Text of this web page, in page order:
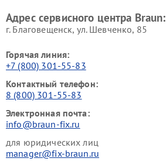
Адрес сервисного центра Braun:
г. Благовещенск, ул. Шевченко, 85
Горячая линия:
+7 (800) 301-55-83
Контактный телефон:
8 (800) 301-55-83
Электронная почта:
info@braun-fix.ru
для юридических лиц
manager@fix-braun.ru